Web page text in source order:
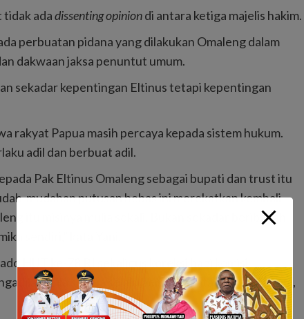
tidak adadissenting opiniondi antara ketiga majelis hakim.
perbuatan pidana yang dilakukan Omaleng dalam
dakwaan jaksa penuntut umum.
sekadar kepentingan Eltinus tetapi kepentingan
rakyat Papua masih percaya kepada sistem hukum.
adil dan berbuat adil.
Pak Eltinus Omaleng sebagai bupati dan trust itu
mudahan putusan bebas ini merekatkan kembali
itu misinya mulia sekali. Bukan sekadar beribadah
sendiri,” kata Yani.
HUT ke-78 RI sekaligus koreksi bagi komisi
Bila semua selalu benar di mata KPK, kata Yani,